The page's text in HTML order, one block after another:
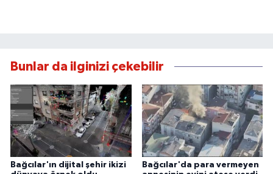
Bunlar da ilginizi çekebilir
Bağcılar'ın dijital şehir ikizi
Bağcılar'da para vermeyen